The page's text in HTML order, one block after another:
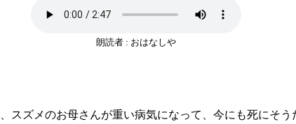
朗読者 : おはなしや
スズメのお母さんが重い病気になって、今にも死にそう